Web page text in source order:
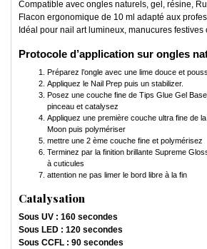
Compatible avec ongles naturels, gel, résine,
Flacon ergonomique de 10 ml adapté aux
Idéal pour nail art lumineux, manucures festives
Protocole d’application sur ongles
Préparez l’ongle avec une lime douce et
Appliquez le Nail Prep puis un stabilizer.
Posez une couche fine de Tips Glue Gel
pinceau et catalysez
Appliquez une première couche ultra fine de
Moon puis polymériser
mettre une 2 ème couche fine et polymérisez
Terminez par la finition brillante Supreme
à cuticules
attention ne pas limer le bord libre à la fin
Catalysation
Sous UV : 160 secondes
Sous LED : 120 secondes
Sous CCFL : 90 secondes